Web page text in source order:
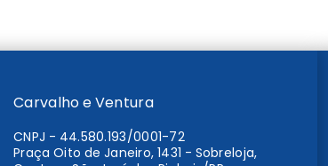
Carvalho e Ventura
CNPJ - 44.580.193/0001-72
Praça Oito de Janeiro, 1431 - Sobreloja,